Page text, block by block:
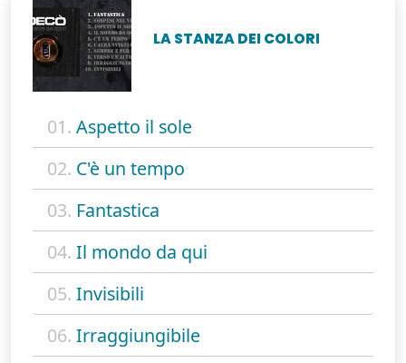
LA STANZA DEI COLORI
01. Aspetto il sole
02. C'è un tempo
03. Fantastica
04. Il mondo da qui
05. Invisibili
06. Irraggiungibile